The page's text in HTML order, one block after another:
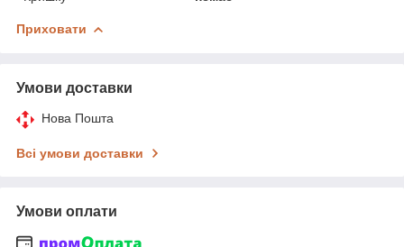
Приховати
Умови доставки
Нова Пошта
Всі умови доставки
Умови оплати